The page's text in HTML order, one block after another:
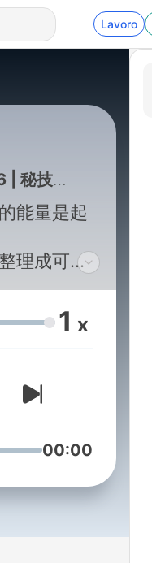
Lavoro
成功起跑線 ft. 瓦基
能量是起
理成可以
向真正要
受權請來
1 x
00:00